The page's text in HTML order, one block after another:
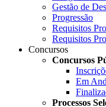
Gestão de
Progressão
Requisitos
Requisitos
Concursos
Concursos
Em
Processos